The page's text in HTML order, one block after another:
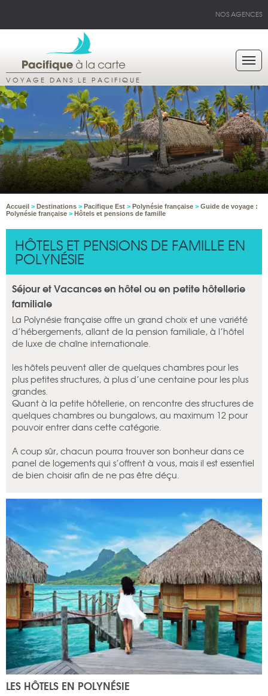
NOS AGENCES
VOYAGE DANS LE PACIFIQUE
Accueil > Destinations > Pacifique Est > Polynésie française > Guide de voyage :
Polynésie française > Hôtels et pensions de famille
HÔTELS ET PENSIONS DE FAMILLE EN
POLYNÉSIE
Séjour et Vacances en hôtel ou en petite hôtellerie
familiale
La Polynésie française offre un grand choix et une variété
d’hébergements, allant de la pension familiale, à l’hôtel
de luxe de chaîne internationale.
les hôtels peuvent aller de quelques chambres pour les
plus petites structures, à plus d’une centaine pour les plus
grandes.
Quant à la petite hôtellerie, on rencontre des structures de
quelques chambres ou bungalows, au maximum 12 pour
pouvoir entrer dans cette catégorie.
A coup sûr, chacun pourra trouver son bonheur dans ce
panel de logements qui s’offrent à vous, mais il est essentiel
de bien choisir afin de ne pas être déçu.
LES HÔTELS EN POLYNÉSIE